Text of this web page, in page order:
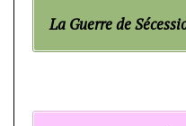
La Guerre de